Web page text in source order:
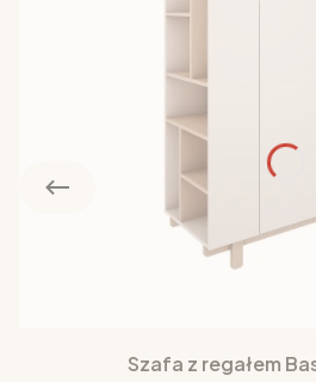
Szafa z regałem